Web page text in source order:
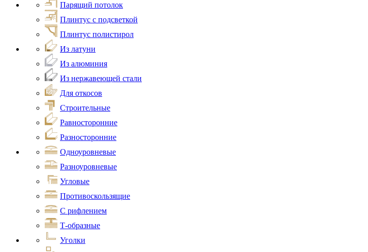
Парящий потолок
Плинтус с подсветкой
Плинтус полистирол
Из латуни
Из алюминия
Из нержавеющей стали
Для откосов
Строительные
Равносторонние
Разносторонние
Одноуровневые
Разноуровневые
Угловые
Противоскользящие
С рифлением
Т-образные
Уголки